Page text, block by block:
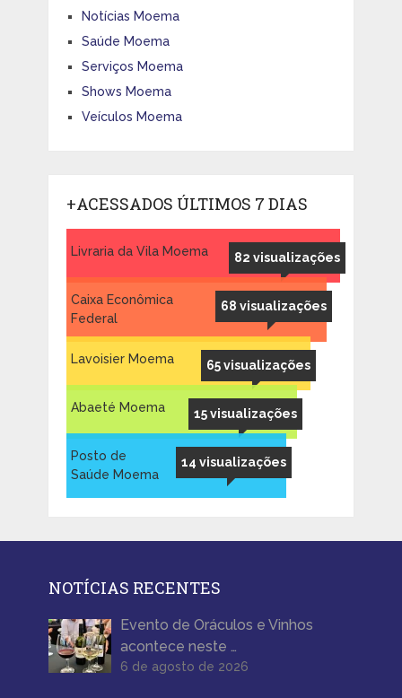
Notícias Moema
Saúde Moema
Serviços Moema
Shows Moema
Veículos Moema
+ACESSADOS ÚLTIMOS 7 DIAS
82 visualizações
Livraria da Vila Moema
68 visualizações
Caixa Econômica
Federal
65 visualizações
Lavoisier Moema
15 visualizações
Abaeté Moema
14 visualizações
Posto de
Saúde Moema
NOTÍCIAS RECENTES
Evento de Oráculos e Vinhos
acontece neste …
6 de agosto de 2026